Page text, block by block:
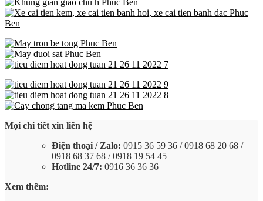
Mọi chi tiết xin liên hệ
Điện thoại / Zalo: 0915 36 59 36 / 0918 68 20 68 /
0918 68 37 68 / 0918 19 54 45
Hotline 24/7: 0916 36 36 36
Xem thêm: